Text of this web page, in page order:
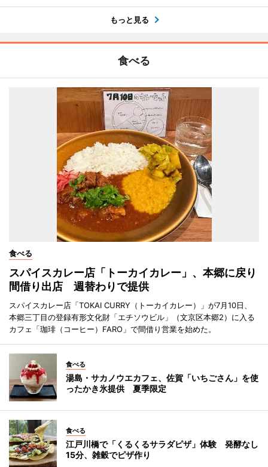
もっと見る
食べる
食べる
スパイスカレー店「トーカイカレー」、本郷に戻り
間借り出店 週替わりで提供
スパイスカレー店「TOKAI CURRY（トーカイカレー）」が7月10日、
本郷三丁目の登録有形文化財「エチソウビル」（文京区本郷2）に入る
カフェ「珈琲（コーヒー）FARO」で間借り営業を始めた。
食べる
湯島・サカノウエカフェ、佐賀「いちごさん」を使
ったかき氷提供 夏季限定
食べる
江戸川橋で「くるくるサラダピザ」体験 発酵なし
15分、雑穀でピザ作り